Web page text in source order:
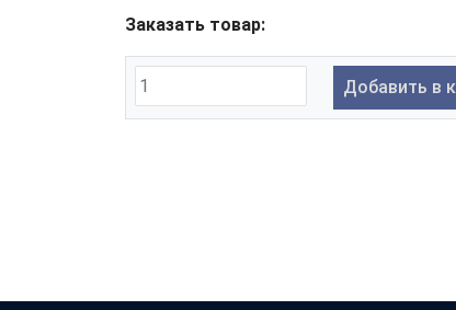
Заказать товар:
Добавить в